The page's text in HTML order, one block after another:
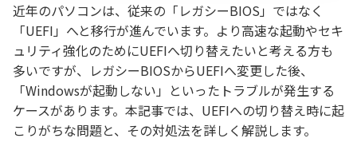
近年のパソコンは、従来の「レガシーBIOS」ではなく
「UEFI」へと移行が進んでいます。より高速な起動やセキ
ュリティ強化のためにUEFIへ切り替えたいと考える方も
多いですが、レガシーBIOSからUEFIへ変更した後、
「Windowsが起動しない」といったトラブルが発生する
ケースがあります。本記事では、UEFIへの切り替え時に起
こりがちな問題と、その対処法を詳しく解説します。